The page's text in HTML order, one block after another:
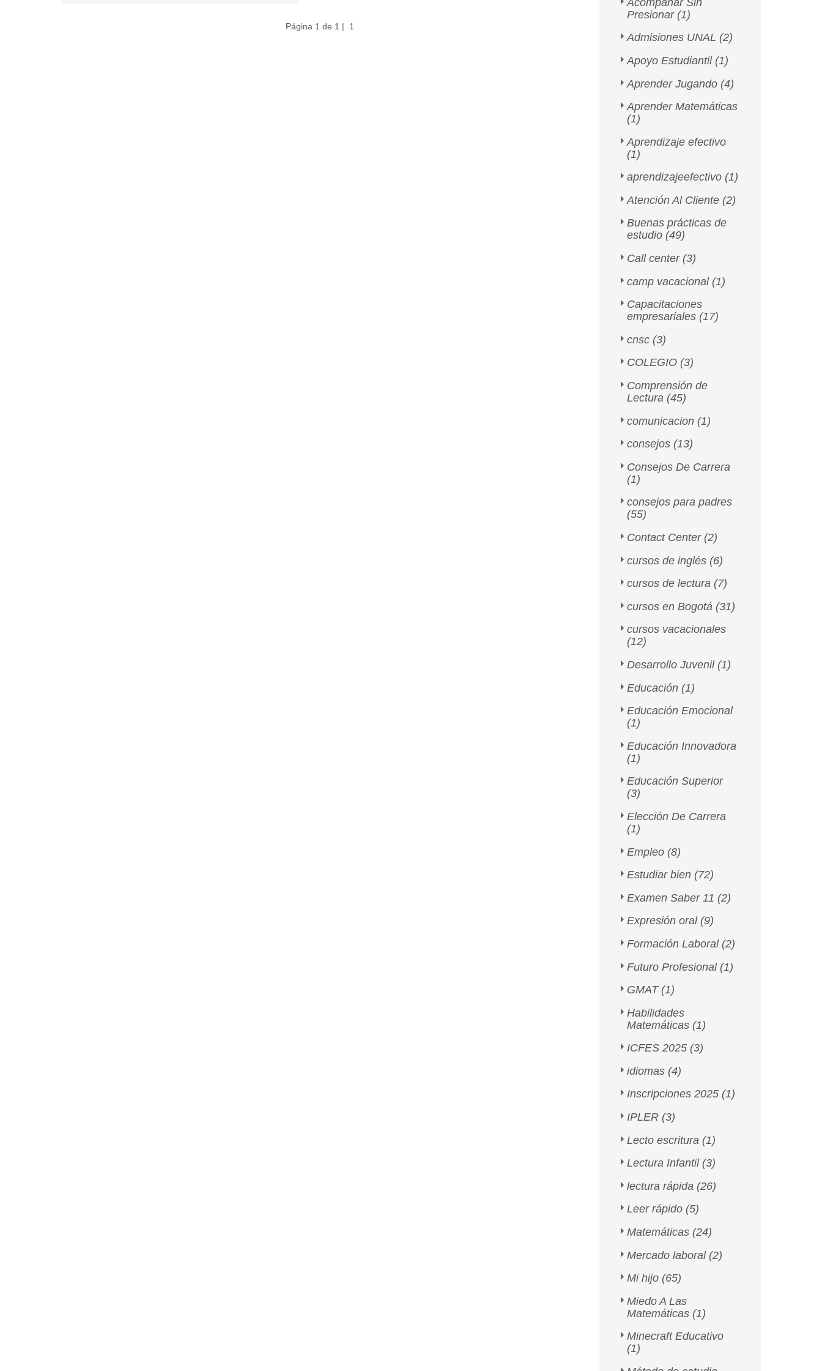
Página 1 de 1 | 1
Presionar (1)
Admisiones UNAL (2)
Apoyo Estudiantil (1)
Aprender Jugando (4)
Aprender Matemáticas
(1)
Aprendizaje efectivo
(1)
aprendizajeefectivo (1)
Atención Al Cliente (2)
Buenas prácticas de
estudio (49)
Call center (3)
camp vacacional (1)
Capacitaciones
empresariales (17)
cnsc (3)
COLEGIO (3)
Comprensión de
Lectura (45)
comunicacion (1)
consejos (13)
Consejos De Carrera
(1)
consejos para padres
(55)
Contact Center (2)
cursos de inglés (6)
cursos de lectura (7)
cursos en Bogotá (31)
cursos vacacionales
(12)
Desarrollo Juvenil (1)
Educación (1)
Educación Emocional
(1)
Educación Innovadora
(1)
Educación Superior
(3)
Elección De Carrera
(1)
Empleo (8)
Estudiar bien (72)
Examen Saber 11 (2)
Expresión oral (9)
Formación Laboral (2)
Futuro Profesional (1)
GMAT (1)
Habilidades
Matemáticas (1)
ICFES 2025 (3)
idiomas (4)
Inscripciones 2025 (1)
IPLER (3)
Lecto escritura (1)
Lectura Infantil (3)
lectura rápida (26)
Leer rápido (5)
Matemáticas (24)
Mercado laboral (2)
Mi hijo (65)
Miedo A Las
Matemáticas (1)
Minecraft Educativo
(1)